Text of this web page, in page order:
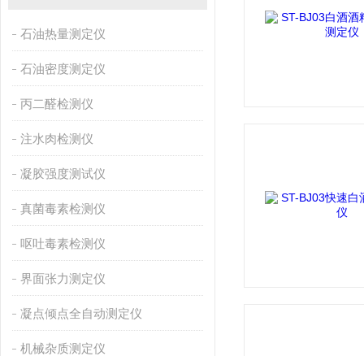
石油热量测定仪
石油密度测定仪
丙二醛检测仪
注水肉检测仪
凝胶强度测试仪
真菌毒素检测仪
呕吐毒素检测仪
界面张力测定仪
凝点倾点全自动测定仪
机械杂质测定仪